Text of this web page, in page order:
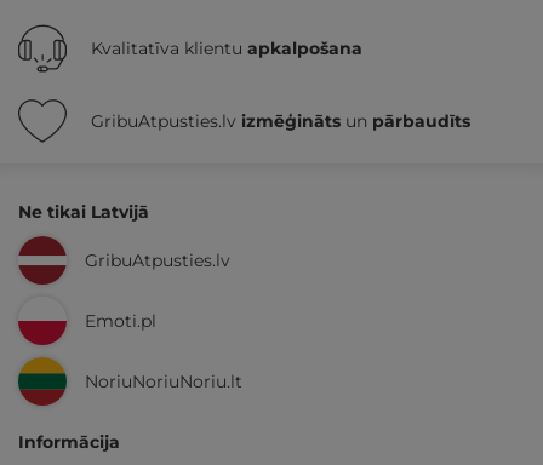
Kvalitatīva klientu apkalpošana
GribuAtpusties.lv izmēģināts un pārbaudīts
Ne tikai Latvijā
GribuAtpusties.lv
Emoti.pl
NoriuNoriuNoriu.lt
Informācija